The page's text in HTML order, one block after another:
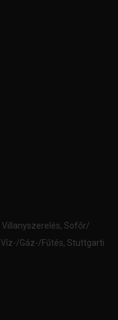
Villanyszerelés, Sofőr/
Víz-/Gáz-/Fűtés, Stuttgarti